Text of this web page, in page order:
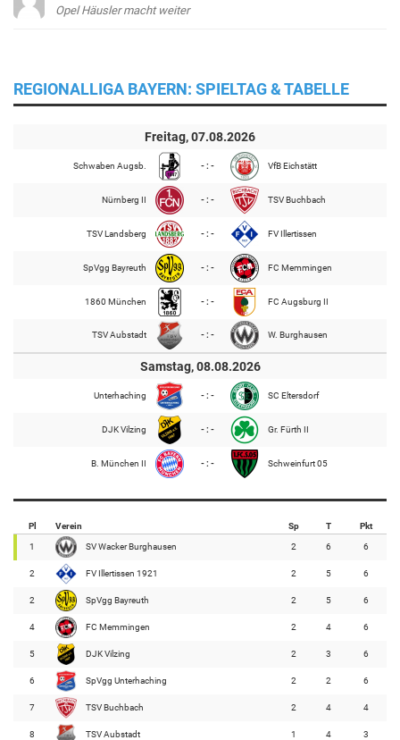
Opel Häusler macht weiter
REGIONALLIGA BAYERN: SPIELTAG & TABELLE
Freitag, 07.08.2026
Schwaben Augsb. - : - VfB Eichstätt
Nürnberg II - : - TSV Buchbach
TSV Landsberg - : - FV Illertissen
SpVgg Bayreuth - : - FC Memmingen
1860 München - : - FC Augsburg II
TSV Aubstadt - : - W. Burghausen
Samstag, 08.08.2026
Unterhaching - : - SC Eltersdorf
DJK Vilzing - : - Gr. Fürth II
B. München II - : - Schweinfurt 05
Pl Verein Sp T Pkt
1 SV Wacker Burghausen 2 6 6
2 FV Illertissen 1921 2 5 6
2 SpVgg Bayreuth 2 5 6
4 FC Memmingen 2 4 6
5 DJK Vilzing 2 3 6
6 SpVgg Unterhaching 2 2 6
7 TSV Buchbach 2 4 4
8 TSV Aubstadt 1 4 3